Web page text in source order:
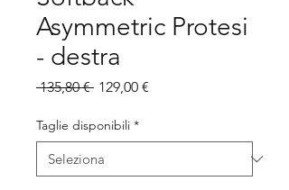
Asymmetric Protesi
- destra
135,80 € Prezzo
129,00 €
Taglie disponibili *